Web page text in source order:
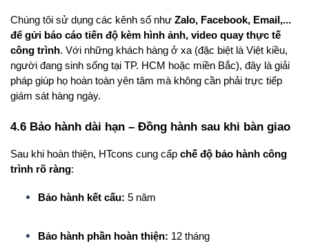
Chúng tôi sử dụng các kênh số như Zalo, Facebook, Email,...
để gửi báo cáo tiến độ kèm hình ảnh, video quay thực tế
công trình. Với những khách hàng ở xa (đặc biệt là Việt kiều,
người đang sinh sống tại TP. HCM hoặc miền Bắc), đây là giải
pháp giúp họ hoàn toàn yên tâm mà không cần phải trực tiếp
giám sát hàng ngày.
4.6 Bảo hành dài hạn – Đồng hành sau khi bàn giao
Sau khi hoàn thiện, HTcons cung cấp chế độ bảo hành công
trình rõ ràng:
Bảo hành kết cấu: 5 năm
Bảo hành phần hoàn thiện: 12 tháng